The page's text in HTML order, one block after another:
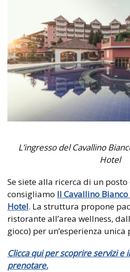
L’ingresso del Cavallino
Hotel
Se siete alla ricerca di un posto
consigliamo Il Cavallino
Hotel. La struttura propone
ristorante all’area wellness,
gioco) per un’esperienza
Clicca qui per scoprire servizi e
prenotare.